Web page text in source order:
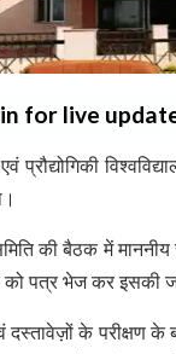
for live
की बैठक में
पत्र भेज कर इसकी
दस्तावेज़ों के